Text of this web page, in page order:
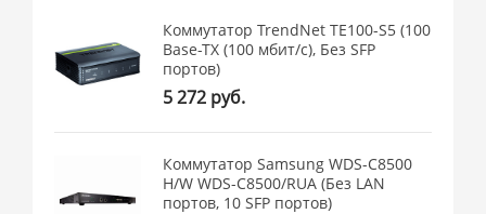
Коммутатор TrendNet TE100-S5 (100
Base-TX (100 мбит/с), Без SFP
портов)
5 272 руб.
Коммутатор Samsung WDS-C8500
H/W WDS-C8500/RUA (Без LAN
портов, 10 SFP портов)